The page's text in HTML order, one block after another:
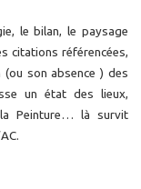
le bilan, le paysage
citations référencées,
son absence ) des
un état des lieux,
Peinture… là survit